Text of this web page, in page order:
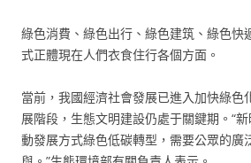
綠色消費、綠色出行、綠色建筑、綠色快
式正體現在人們衣食住行各個方面。
當前，我國經濟社會發展已進入加快綠色
展階段，生態文明建設仍處于關鍵期。“
動發展方式綠色低碳轉型，需要公眾的廣